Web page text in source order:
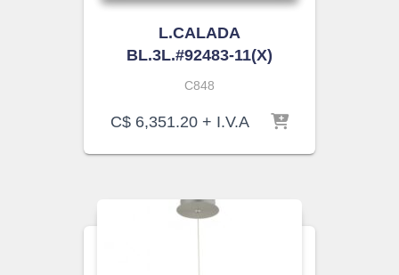
L.CALADA
BL.3L.#92483-11(X)
C848
C$ 6,351.20 + I.V.A